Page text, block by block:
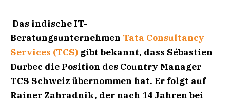
Das indische IT-
Beratungsunternehmen Tata Consultancy
Services (TCS) gibt bekannt, dass Sébastien
Durbec die Position des Country Manager
TCS Schweiz übernommen hat. Er folgt auf
Rainer Zahradnik, der nach 14 Jahren bei